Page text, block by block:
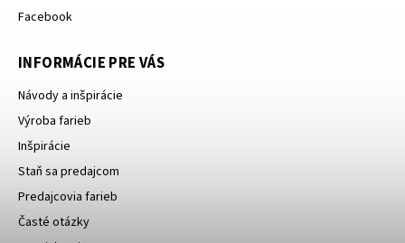
Facebook
INFORMÁCIE PRE VÁS
Návody a inšpirácie
Výroba farieb
Inšpirácie
Staň sa predajcom
Predajcovia farieb
Časté otázky